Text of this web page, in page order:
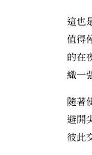
這也
值得
的在
織一
隨著
避開
彼此